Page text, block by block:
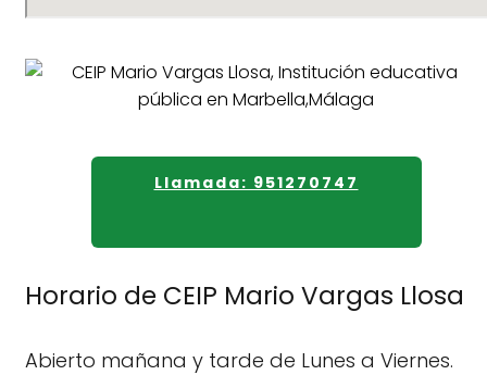
Llamada: 951270747
Horario de CEIP Mario Vargas Llosa
Abierto mañana y tarde de Lunes a Viernes.